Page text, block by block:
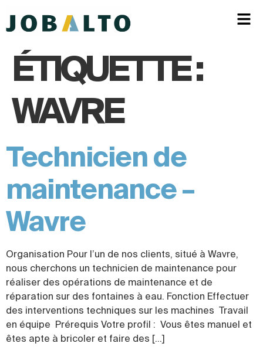
ÉTIQUETTE :
WAVRE
Technicien de
maintenance –
Wavre
Organisation Pour l’un de nos clients, situé à Wavre,
nous cherchons un technicien de maintenance pour
réaliser des opérations de maintenance et de
réparation sur des fontaines à eau. Fonction Effectuer
des interventions techniques sur les machines Travail
en équipe Prérequis Votre profil : Vous êtes manuel et
êtes apte à bricoler et faire des […]